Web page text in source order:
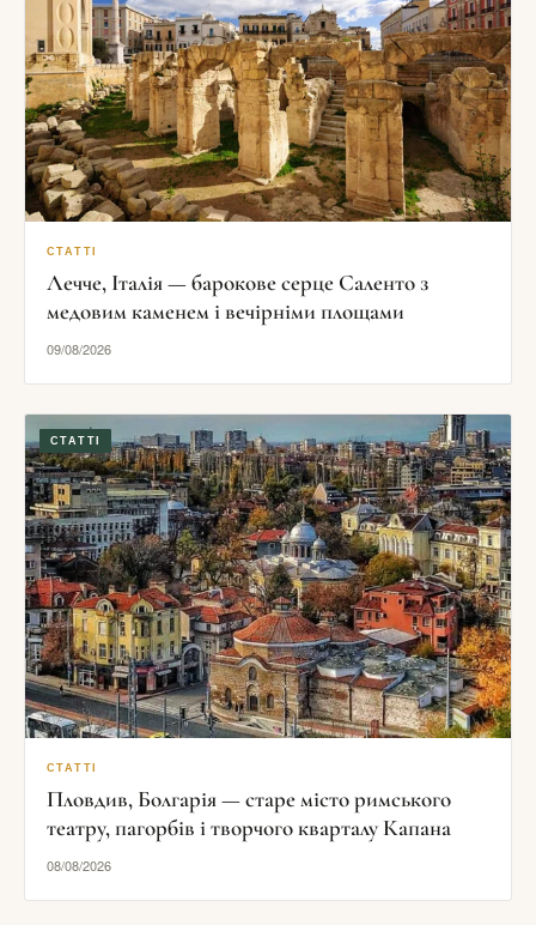
СТАТТІ
Лечче, Італія — барокове серце Саленто з
медовим каменем і вечірніми площами
09/08/2026
СТАТТІ
СТАТТІ
Пловдив, Болгарія — старе місто римського
театру, пагорбів і творчого кварталу Капана
08/08/2026